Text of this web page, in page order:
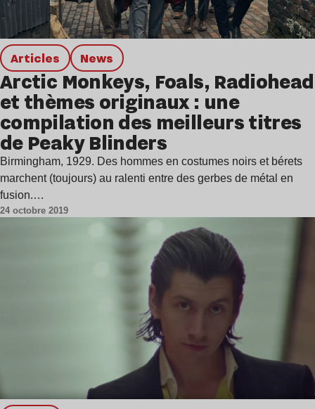
Articles news
Arctic Monkeys, Foals, Radiohead
et thèmes originaux : une
compilation des meilleurs titres
de Peaky Blinders
Birmingham, 1929. Des hommes en costumes noirs et bérets
marchent (toujours) au ralenti entre des gerbes de métal en
fusion.…
24 octobre 2019